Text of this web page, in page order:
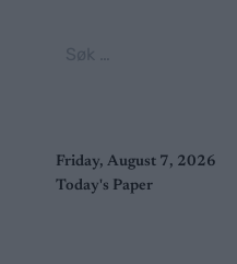
Friday, August 7, 2026
Today's Paper